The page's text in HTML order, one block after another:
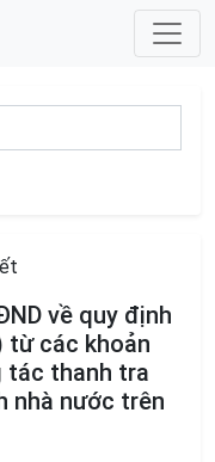
về quy định
từ các khoản
tác thanh tra
nhà nước trên